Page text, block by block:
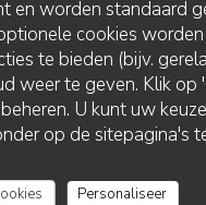
en worden standaard
cookies
te bieden (bijv.
weer te geven. Klik op
U kunt uw
op de sitepagina's
Personaliseer
5/5 Keuken : 5 /5 Kwaliteit / Prijs